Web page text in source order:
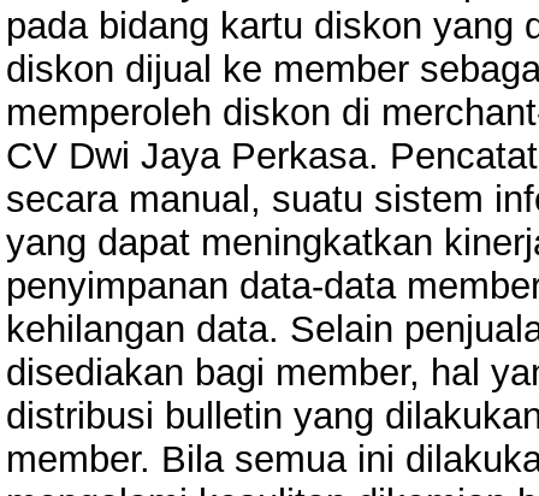
pada bidang kartu diskon yang
diskon dijual ke member
memperoleh diskon di
CV Dwi Jaya Perkasa.
secara manual, suatu sistem
yang dapat meningkatkan
penyimpanan data-data
kehilangan data. Selain
disediakan bagi member, hal
distribusi bulletin yang
member. Bila semua ini